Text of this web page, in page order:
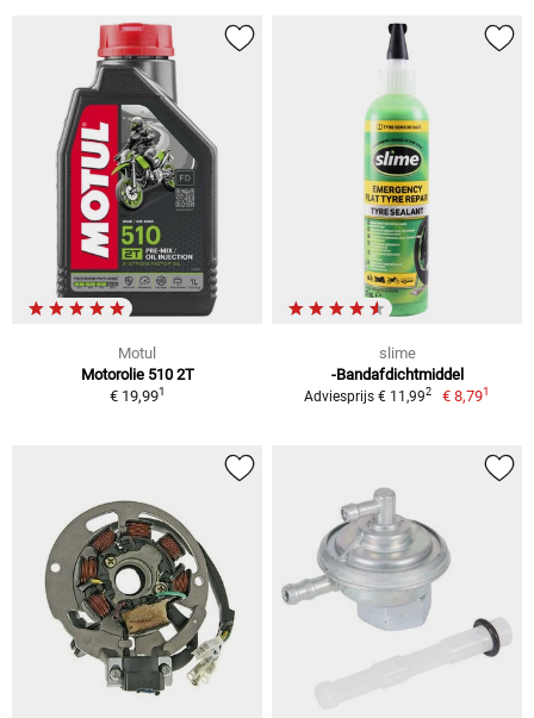
Motul
Motorolie 510 2T
€ 19,991
slime
-Bandafdichtmiddel
Adviesprijs € 11,992 € 8,791